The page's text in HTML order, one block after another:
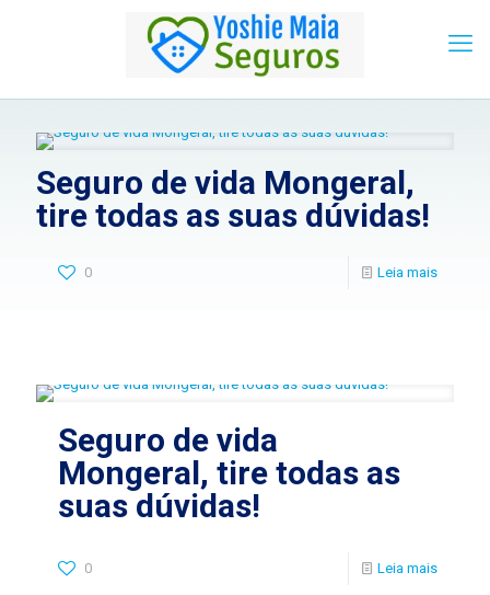
Seguro de vida Mongeral,
tire todas as suas dúvidas!
0 Leia mais
Seguro de vida
Mongeral, tire todas as
suas dúvidas!
0 Leia mais